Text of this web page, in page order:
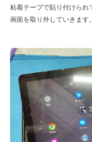
粘着テープで貼り付けられ
画面を取り外していきます。